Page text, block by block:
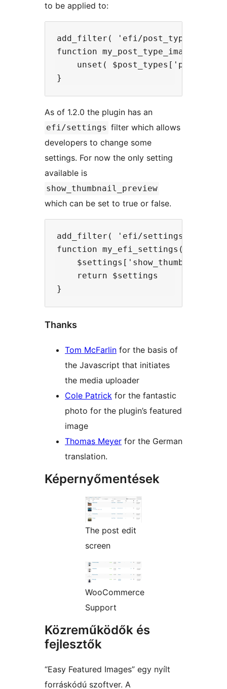
to be applied to:
add_filter( 'efi/post_types',
function my_post_type_images(
    unset( $post_types['page'] );
As of 1.2.0 the plugin has an
efi/settings filter which allows
developers to change some
settings. For now the only setting
available is
show_thumbnail_preview
which can be set to true or false.
add_filter( 'efi/settings',
function my_efi_settings(
    return $settings
Thanks
Tom McFarlin for the basis of
the Javascript that initiates
the media uploader
Cole Patrick for the fantastic
photo for the plugin’s featured
image
Thomas Meyer for the German
translation.
Képernyőmentések
The post edit
screen
WooCommerce
Support
Közreműködők és
fejlesztők
“Easy Featured Images” egy nyílt
forráskódú szoftver. A